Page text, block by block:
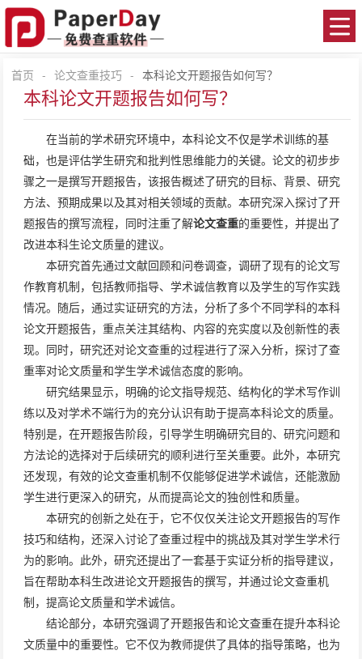
首页 - 论文查重技巧 - 本科论文开题报告如何写？
本科论文开题报告如何写？
在当前的学术研究环境中，本科论文不仅是学术训练的基
础，也是评估学生研究和批判性思维能力的关键。论文的初步步
骤之一是撰写开题报告，该报告概述了研究的目标、背景、研究
方法、预期成果以及其对相关领域的贡献。本研究深入探讨了开
题报告的撰写流程，同时注重了解论文查重的重要性，并提出了
改进本科生论文质量的建议。
本研究首先通过文献回顾和问卷调查，调研了现有的论文写
作教育机制，包括教师指导、学术诚信教育以及学生的写作实践
情况。随后，通过实证研究的方法，分析了多个不同学科的本科
论文开题报告，重点关注其结构、内容的充实度以及创新性的表
现。同时，研究还对论文查重的过程进行了深入分析，探讨了查
重率对论文质量和学生学术诚信态度的影响。
研究结果显示，明确的论文指导规范、结构化的学术写作训
练以及对学术不端行为的充分认识有助于提高本科论文的质量。
特别是，在开题报告阶段，引导学生明确研究目的、研究问题和
方法论的选择对于后续研究的顺利进行至关重要。此外，本研究
还发现，有效的论文查重机制不仅能够促进学术诚信，还能激励
学生进行更深入的研究，从而提高论文的独创性和质量。
本研究的创新之处在于，它不仅仅关注论文开题报告的写作
技巧和结构，还深入讨论了查重过程中的挑战及其对学生学术行
为的影响。此外，研究还提出了一套基于实证分析的指导建议，
旨在帮助本科生改进论文开题报告的撰写，并通过论文查重机
制，提高论文质量和学术诚信。
结论部分，本研究强调了开题报告和论文查重在提升本科论
文质量中的重要性。它不仅为教师提供了具体的指导策略，也为